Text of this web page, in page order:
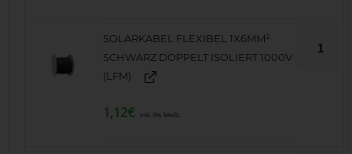
SOLARKABEL FLEXIBEL 1X6MM²
SCHWARZ DOPPELT ISOLIERT 1000V
(LFM)
1,12€ inkl. 0% MwSt.